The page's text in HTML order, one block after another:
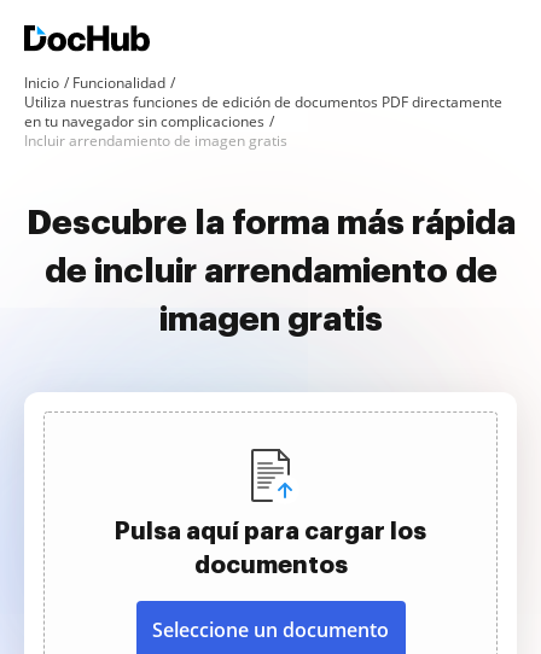
Inicio
Funcionalidad
Utiliza nuestras funciones de edición de documentos PDF directamente
en tu navegador sin complicaciones
Incluir arrendamiento de imagen gratis
Descubre la forma más rápida
de incluir arrendamiento de
imagen gratis
Pulsa aquí para cargar los
documentos
Seleccione un documento